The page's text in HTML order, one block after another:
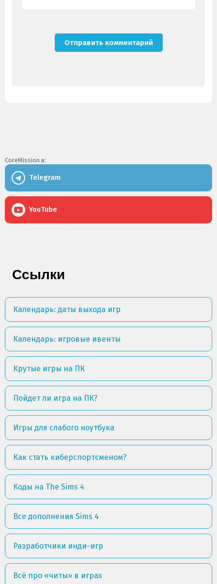
CoreMission в:
Telegram
YouTube
Ссылки
Календарь: даты выхода игр
Календарь: игровые ивенты
Крутые игры на ПК
Пойдет ли игра на ПК?
Игры для слабого ноутбука
Как стать киберспортсменом?
Коды на The Sims 4
Все дополнения Sims 4
Разработчики инди-игр
Всё про «читы» в играх